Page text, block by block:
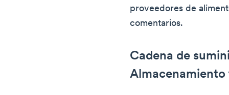
proveedores de
comentarios.
Cadena de
Almacenamiento